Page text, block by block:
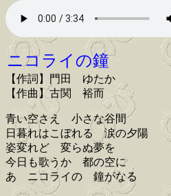
ニコライの鐘
【作詞】門田 ゆたか
【作曲】古関 裕而
青い空さえ 小さな谷間
日暮れはこぼれる 涙の夕陽
姿変れど 変らぬ夢を
今日も歌うか 都の空に
あゝニコライの 鐘がなる